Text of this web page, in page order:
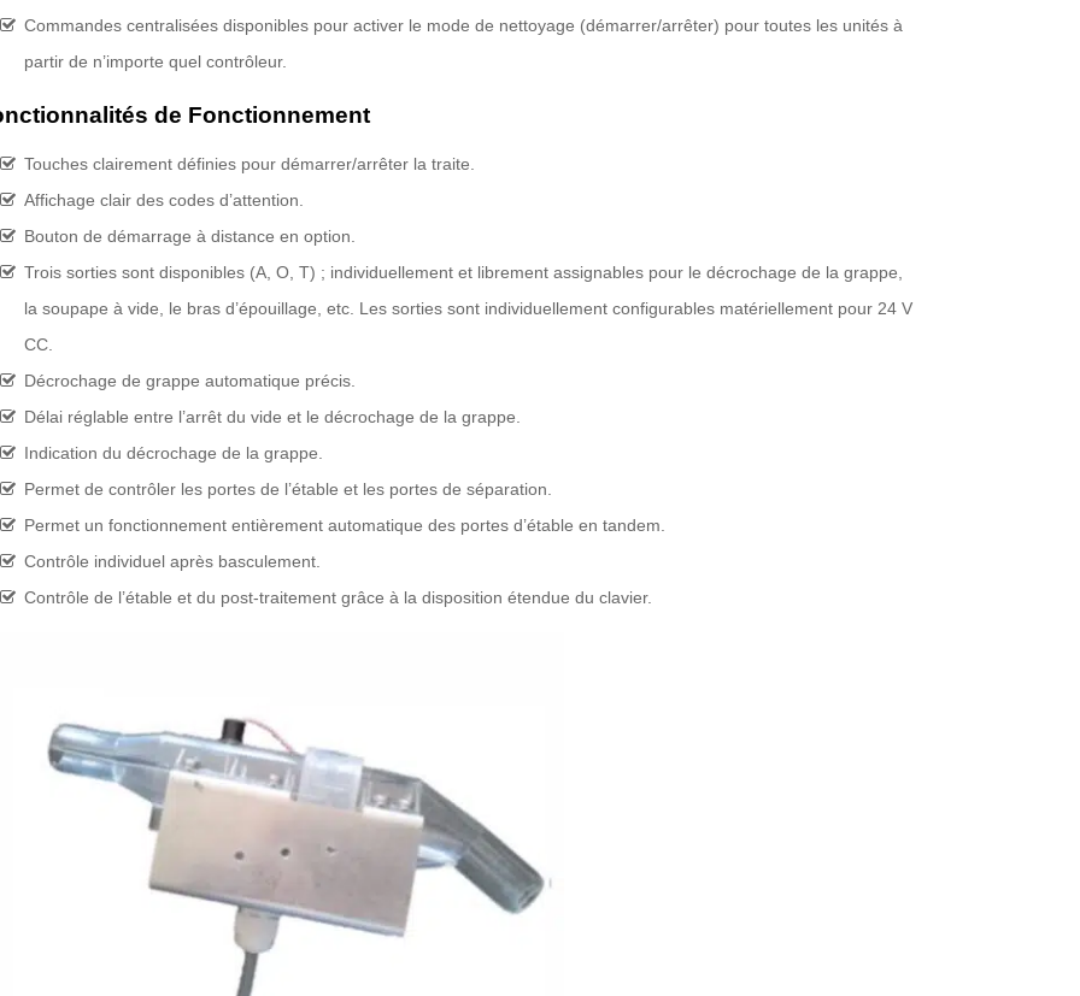
Commandes centralisées disponibles pour activer le mode de nettoyage (démarrer/arrêter) pour toutes les unités à
partir de n’importe quel contrôleur.
de Fonctionnement
Touches clairement définies pour démarrer/arrêter la traite.
Affichage clair des codes d’attention.
Bouton de démarrage à distance en option.
Trois sorties sont disponibles (A, O, T) ; individuellement et librement assignables pour le décrochage de la grappe,
la soupape à vide, le bras d’épouillage, etc. Les sorties sont individuellement configurables matériellement pour 24 V
CC.
Décrochage de grappe automatique précis.
Délai réglable entre l’arrêt du vide et le décrochage de la grappe.
Indication du décrochage de la grappe.
Permet de contrôler les portes de l’étable et les portes de séparation.
Permet un fonctionnement entièrement automatique des portes d’étable en tandem.
Contrôle individuel après basculement.
Contrôle de l’étable et du post-traitement grâce à la disposition étendue du clavier.